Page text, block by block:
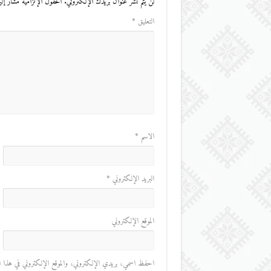
التعليق *
الاسم *
البريد الإلكتروني *
الموقع الإلكتروني
احفظ اسمي، بريدي الإلكتروني، والموقع الإلكتروني في هذا